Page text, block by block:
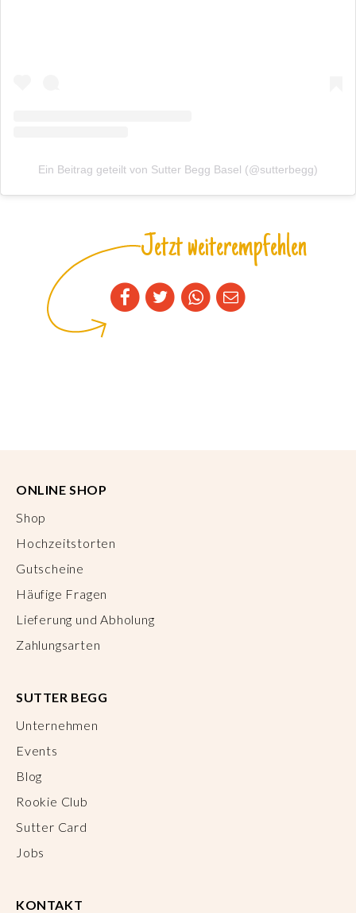
Ein Beitrag geteilt von Sutter Begg Basel (@sutterbegg)
Jetzt weiterempfehlen
ONLINE SHOP
Shop
Hochzeitstorten
Gutscheine
Häufige Fragen
Lieferung und Abholung
Zahlungsarten
SUTTER BEGG
Unternehmen
Events
Blog
Rookie Club
Sutter Card
Jobs
KONTAKT